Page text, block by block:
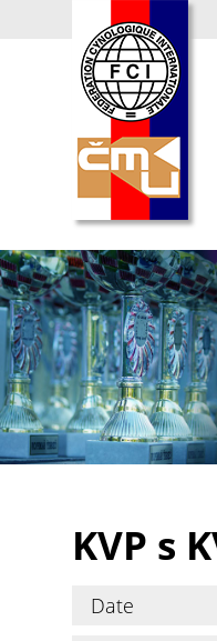
KVP s
Date